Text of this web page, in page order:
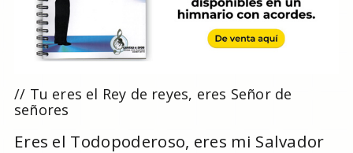
// Tu eres el Rey de reyes, eres Señor de
señores
Eres el Todopoderoso, eres mi Salvador